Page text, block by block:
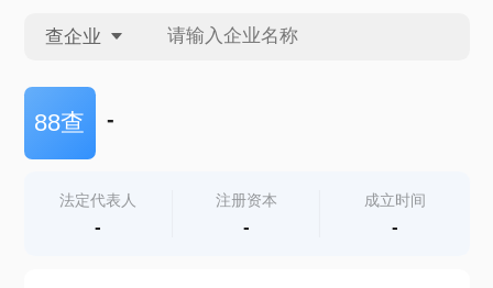
查企业
查企业
查产地
88查 -
法定代表人
-
注册资本
-
成立时间
-